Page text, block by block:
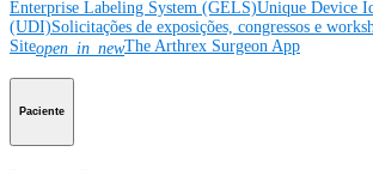
Enterprise Labeling System (GELS)Unique Device
(UDI)Solicitações de exposições, congressos e
Siteopen_in_newThe Arthrex Surgeon App
Paciente